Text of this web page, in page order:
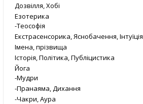
Дозвілля, Хобі
Езотерика
-Теософія
Екстрасенсорика, Яснобачення, Інтуїція
Імена, прізвища
Історія, Політика, Публіцистика
Йога
-Мудри
-Пранаяма, Дихання
-Чакри, Аура